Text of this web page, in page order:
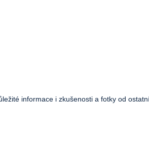
informace i zkušenosti a fotky od